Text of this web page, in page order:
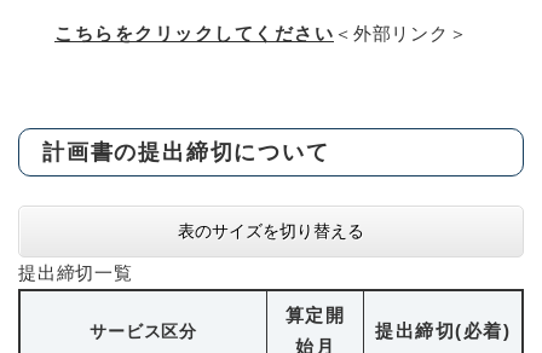
こちらをクリックしてください ＜外部リンク＞
計画書の提出締切について
表のサイズを切り替える
提出締切一覧
サービス区分
算定開
始月
提出締切(必着)